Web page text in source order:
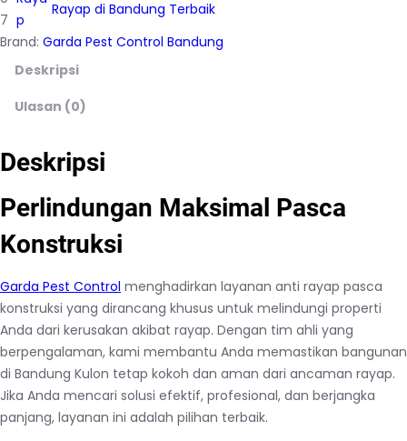
7 p
Rayap di Bandung Terbaik
Brand: Garda Pest Control Bandung
Deskripsi
Ulasan (0)
Deskripsi
Perlindungan Maksimal Pasca
Konstruksi
Garda Pest Control menghadirkan layanan anti rayap pasca
konstruksi yang dirancang khusus untuk melindungi properti
Anda dari kerusakan akibat rayap. Dengan tim ahli yang
berpengalaman, kami membantu Anda memastikan bangunan
di Bandung Kulon tetap kokoh dan aman dari ancaman rayap.
Jika Anda mencari solusi efektif, profesional, dan berjangka
panjang, layanan ini adalah pilihan terbaik.